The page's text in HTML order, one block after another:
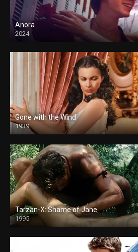
Anora
2024
Gone with the Wind
1939
Tarzan-X: Shame of Jane
1995